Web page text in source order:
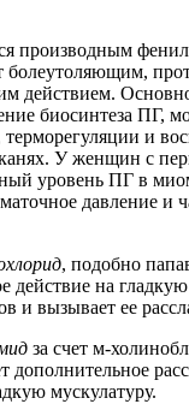
производным
болеутоляющим,
действием.
биосинтеза ПГ,
терморегуляции и
У женщин с
уровень ПГ в
давление и
, подобно
действие на
и вызывает ее
за счет м-
дополнительное
мускулатуру.